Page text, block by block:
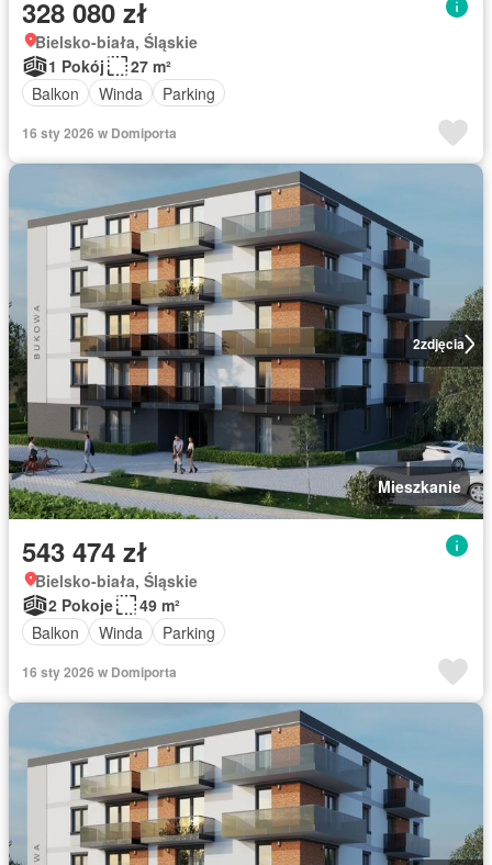
328 080 zł
Bielsko-biała, Śląskie
1 Pokój
27 m²
Balkon
Winda Parking
16 sty 2026 w Domiporta
2zdjęcia
Mieszkanie
543 474 zł
Bielsko-biała, Śląskie
2 Pokoje
49 m²
Balkon
Winda Parking
16 sty 2026 w Domiporta